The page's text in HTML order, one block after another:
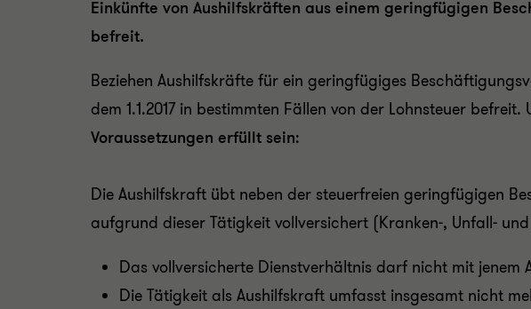
Einkünfte von Aushilfskräften aus einem geringfügigen
befreit.
Beziehen Aushilfskräfte für ein geringfügiges
dem 1.1.2017 in bestimmten Fällen von der Lohnsteuer
Voraussetzungen erfüllt sein:
Die Aushilfskraft übt neben der steuerfreien geringfügigen
aufgrund dieser Tätigkeit vollversichert (Kranken-, Unfall-
Das vollversicherte Dienstverhältnis darf nicht mit
Die Tätigkeit als Aushilfskraft umfasst insgesamt nicht